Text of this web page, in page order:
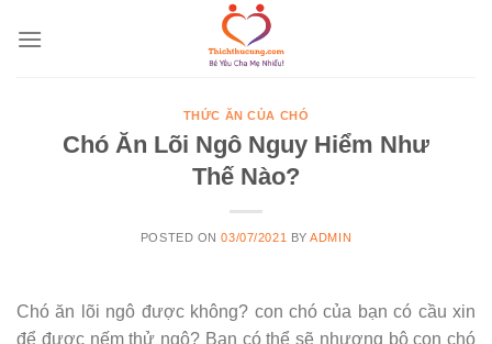
THỨC ĂN CỦA CHÓ
Chó Ăn Lõi Ngô Nguy Hiểm Như
Thế Nào?
POSTED ON03/07/2021 BYADMIN
Chó ăn lõi ngô được không? con chó của bạn có cầu xin
để được nếm thử ngô? Bạn có thể sẽ nhượng bộ con chó